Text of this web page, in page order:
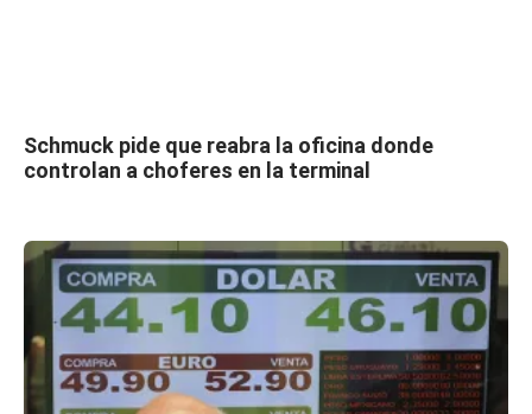
Schmuck pide que reabra la oficina donde
controlan a choferes en la terminal